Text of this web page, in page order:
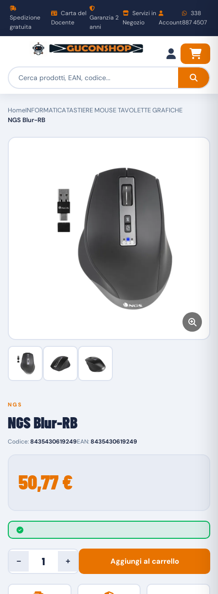
Spedizione
gratuita
Carta del
Docente
Garanzia 2
anni
Servizi in
Negozio
Account
338
887 4507
HomeINFORMATICATASTIERE MOUSE TAVOLETTE GRAFICHE
NGS Blur-RB
NGS
NGS Blur-RB
Codice:8435430619249EAN:8435430619249
50,77 €
− + Aggiungi al carrello